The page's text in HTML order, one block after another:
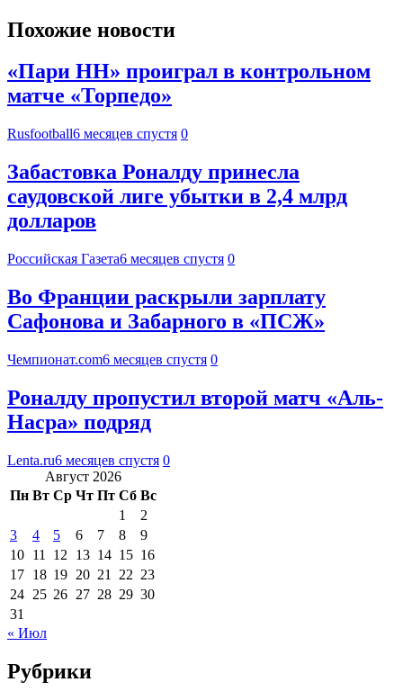
Похожие новости
«Пари НН» проиграл в контрольном
матче «Торпедо»
Rusfootball6 месяцев спустя 0
Забастовка Роналду принесла
саудовской лиге убытки в 2,4 млрд
долларов
Российская Газета6 месяцев спустя 0
Во Франции раскрыли зарплату
Сафонова и Забарного в «ПСЖ»
Чемпионат.com6 месяцев спустя 0
Роналду пропустил второй матч «Аль-
Насра» подряд
Lenta.ru6 месяцев спустя 0
Август 2026
Пн Вт Ср Чт Пт Сб Вс
1
2
3
4 5 6 7 8
9
10 11 12 13 14 15 16
17 18 19 20 21 22 23
24 25 26 27 28 29 30
31
« Июл
Рубрики